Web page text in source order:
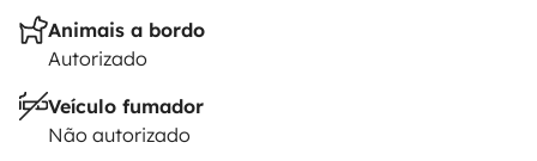
Animais a bordo
Autorizado
Veículo fumador
Não autorizado